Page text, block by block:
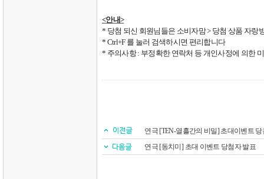
<안내>
* 당첨 되신 회원님들은 소비자맘> 당첨 상품 자랑
* Ctrl+F 를 눌러 검색하시면 편리합니다
* 주의사항: 부정확한 연락처 등 개인사정에 의한
연극 [TEN-열흘간의 비밀] 초대이벤트
연극 [동치미] 초대 이벤트 당첨자 발표